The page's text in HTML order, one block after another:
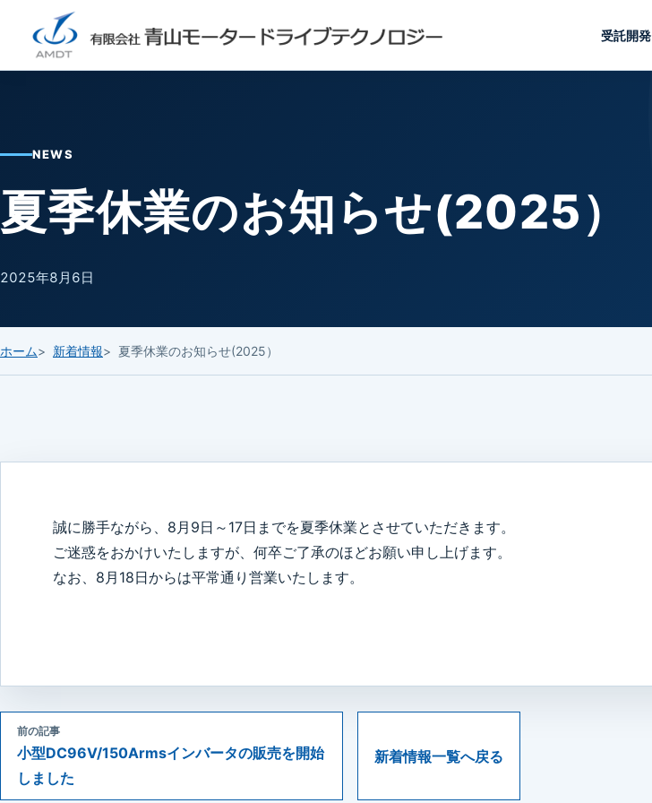
受託開発
NEWS
夏季休業のお知らせ(2025）
2025年8月6日
ホーム 新着情報 夏季休業のお知らせ(2025）
誠に勝手ながら、8月9日～17日までを夏季休業とさせていただきます。
ご迷惑をおかけいたしますが、何卒ご了承のほどお願い申し上げます。
なお、8月18日からは平常通り営業いたします。
前の記事
小型DC96V/150Armsインバータの販売を開始
しました
新着情報一覧へ戻る